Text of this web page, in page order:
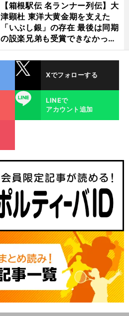
【箱根駅伝 名ランナー列伝】大
津顕杜 東洋大黄金期を支えた
「いぶし銀」の存在 最後は同期
の設楽兄弟も受賞できなかった
金栗杯に輝く
Xでフォローする
LINE
LINEで
アカウント追加